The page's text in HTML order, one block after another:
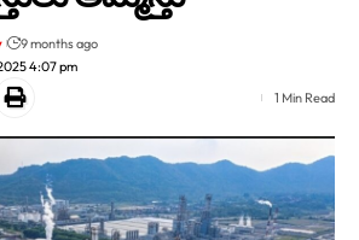
4:07 pm
9 months ago
1 Min Read